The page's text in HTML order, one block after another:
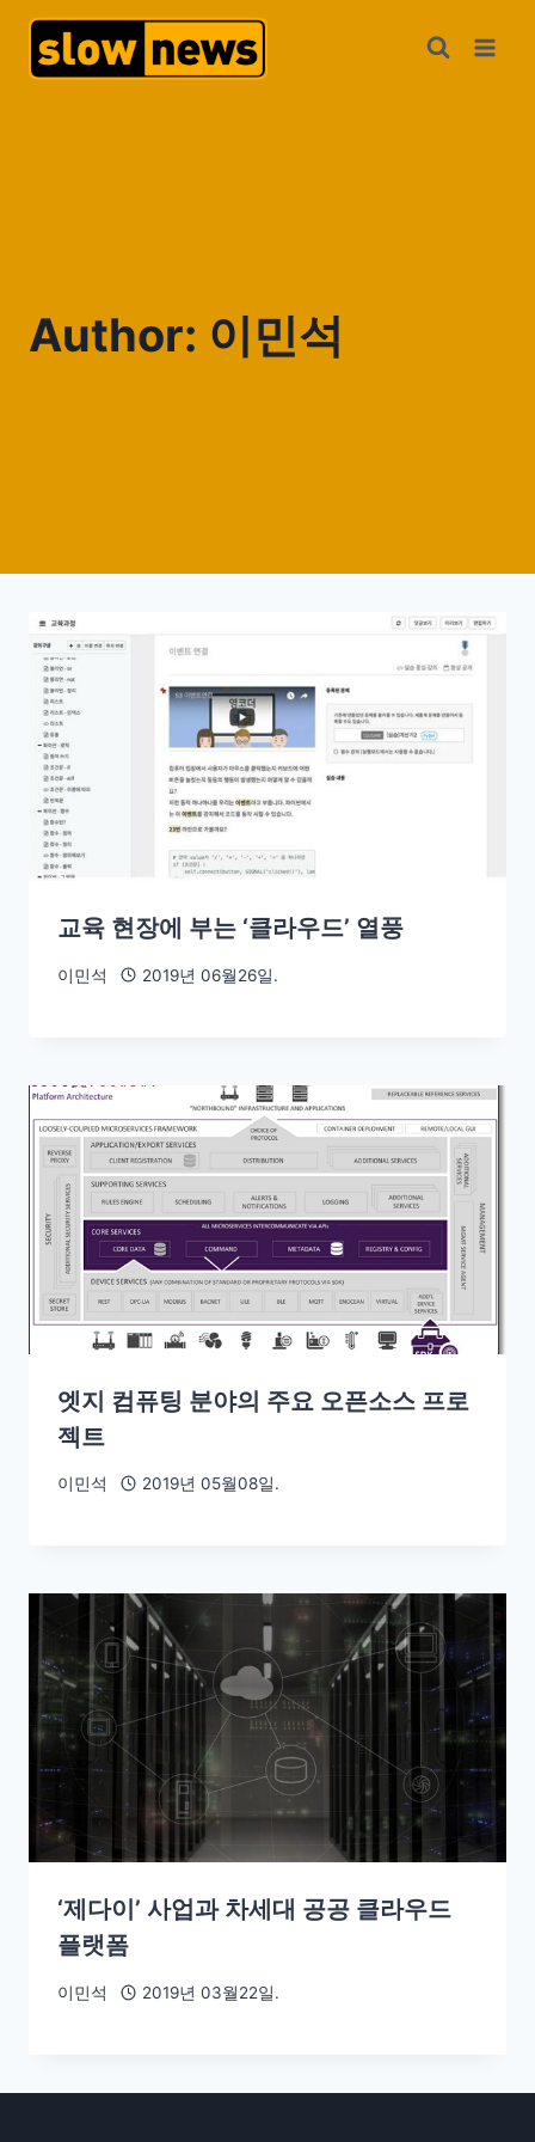
Author: 이민석
교육 현장에 부는 ‘클라우드’ 열풍
이민석 2019년 06월26일.
엣지 컴퓨팅 분야의 주요 오픈소스 프로
젝트
이민석 2019년 05월08일.
‘제다이’ 사업과 차세대 공공 클라우드
플랫폼
이민석 2019년 03월22일.